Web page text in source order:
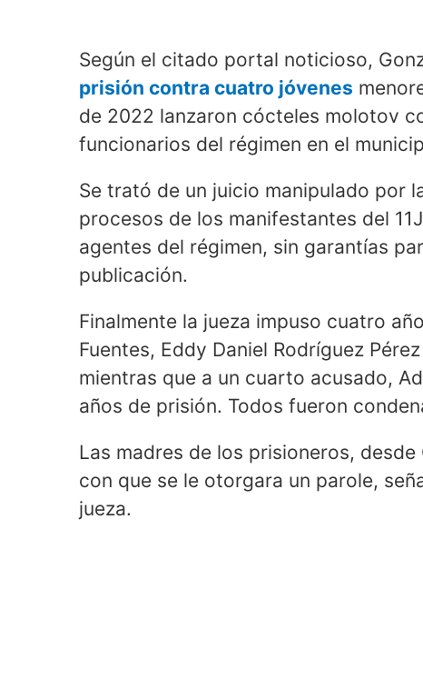
Según el citado portal noticioso,
prisión contra cuatro jóvenes
de 2022 lanzaron cócteles molotov
funcionarios del régimen en el
Se trató de un juicio manipulado por
procesos de los manifestantes del
agentes del régimen, sin garantías
publicación.
Finalmente la jueza impuso cuatro
Fuentes, Eddy Daniel Rodríguez
mientras que a un cuarto acusado,
años de prisión. Todos fueron
Las madres de los prisioneros,
con que se le otorgara un parole,
jueza.